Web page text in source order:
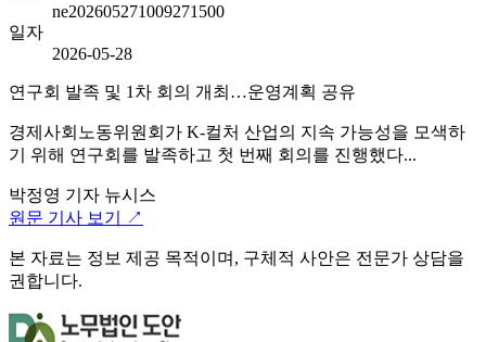
ne202605271009271500
일자
2026-05-28
연구회 발족 및 1차 회의 개최…운영계획 공유
경제사회노동위원회가 K-컬처 산업의 지속 가능성을 모색하
기 위해 연구회를 발족하고 첫 번째 회의를 진행했다...
박정영 기자 뉴시스
원문 기사 보기 ↗
본 자료는 정보 제공 목적이며, 구체적 사안은 전문가 상담을
권합니다.